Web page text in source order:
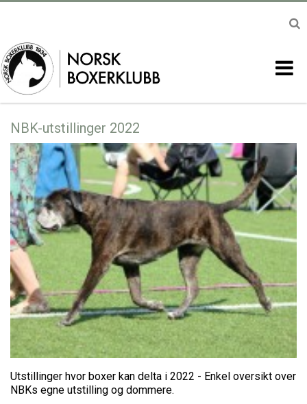
NBK-utstillinger 2022
Utstillinger hvor boxer kan delta i 2022 - Enkel oversikt over
NBKs egne utstilling og dommere.